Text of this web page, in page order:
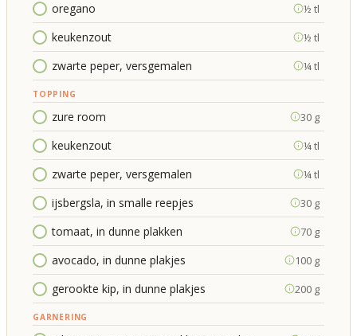
oregano ½ tl
keukenzout ½ tl
zwarte peper, versgemalen ¼ tl
TOPPING
zure room 30 g
keukenzout ¼ tl
zwarte peper, versgemalen ¼ tl
ijsbergsla, in smalle reepjes 30 g
tomaat, in dunne plakken 70 g
avocado, in dunne plakjes 100 g
gerookte kip, in dunne plakjes 200 g
GARNERING